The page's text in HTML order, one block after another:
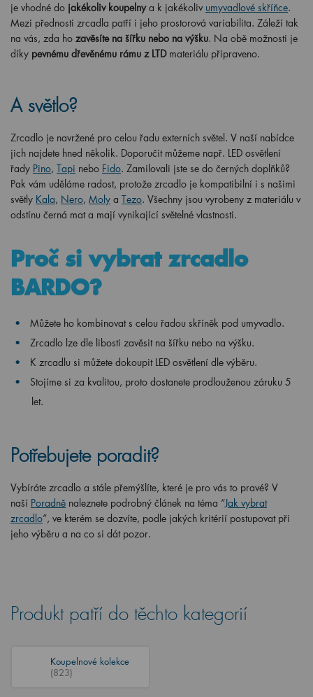
je vhodné do jakékoliv koupelny a k jakékoliv umyvadlové skříňce.
Mezi přednosti zrcadla patří i jeho prostorová variabilita. Záleží tak
na vás, zda ho zavěsíte na šířku nebo na výšku. Na obě možnosti je
díky pevnému dřevěnému rámu z LTD materiálu připraveno.
A světlo?
Zrcadlo je navržené pro celou řadu externích světel. V naší nabídce
jich najdete hned několik. Doporučit můžeme např. LED osvětlení
řady Pino, Tapi nebo Fido. Zamilovali jste se do černých doplňků?
Pak vám uděláme radost, protože zrcadlo je kompatibilní i s našimi
světly Kala, Nero, Moly a Tezo. Všechny jsou vyrobeny z materiálu v
odstínu černá mat a mají vynikající světelné vlastnosti.
Proč si vybrat zrcadlo
BARDO?
Můžete ho kombinovat s celou řadou skříněk pod umyvadlo.
Zrcadlo lze dle libosti zavěsit na šířku nebo na výšku.
K zrcadlu si můžete dokoupit LED osvětlení dle výběru.
Stojíme si za kvalitou, proto dostanete prodlouženou záruku 5
let.
Potřebujete poradit?
Vybíráte zrcadlo a stále přemýšlíte, které je pro vás to pravé? V
naší Poradně naleznete podrobný článek na téma “Jak vybrat
zrcadlo”, ve kterém se dozvíte, podle jakých kritérií postupovat při
jeho výběru a na co si dát pozor.
Produkt patří do těchto kategorií
Koupelnové kolekce
(823)